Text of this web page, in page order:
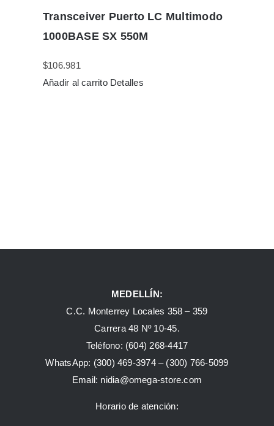
Transceiver Puerto LC Multimodo
1000BASE SX 550M
$106.981
Añadir al carrito Detalles
MEDELLÍN:
C.C. Monterrey Locales 358 – 359
Carrera 48 Nº 10-45.
Teléfono: (604) 268-4417
WhatsApp: (300) 469-3974 – (300) 766-5099
Email: nidia@omega-store.com
Horario de atención: